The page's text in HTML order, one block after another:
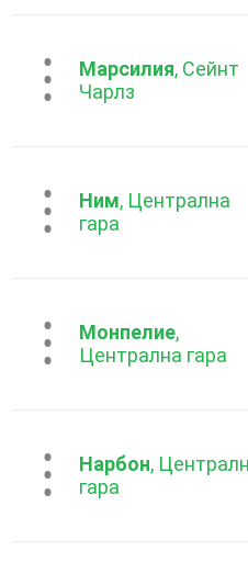
...Марсилия, Сейнт
Чарлз
...
Ним, Централна
гара
...Монпелие,
Централна гара
...Нарбон,
гара